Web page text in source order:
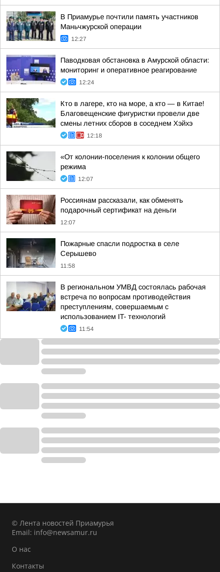
В Приамурье почтили память участников
Маньчжурской операции
12:27
Паводковая обстановка в Амурской области:
мониторинг и оперативное реагирование
12:24
Кто в лагере, кто на море, а кто — в Китае!
Благовещенские фигуристки провели две
смены летних сборов в соседнем Хэйхэ
12:18
«От колонии-поселения к колонии общего
режима
12:07
Россиянам рассказали, как обменять
подарочный сертификат на деньги
12:07
Пожарные спасли подростка в селе
Серышево
11:58
В региональном УМВД состоялась рабочая
встреча по вопросам противодействия
преступлениям, совершаемым с
использованием IT- технологий
11:54
© Лента новостей Приамурья
Email: info@newsamur.ru
О нас
Контакты